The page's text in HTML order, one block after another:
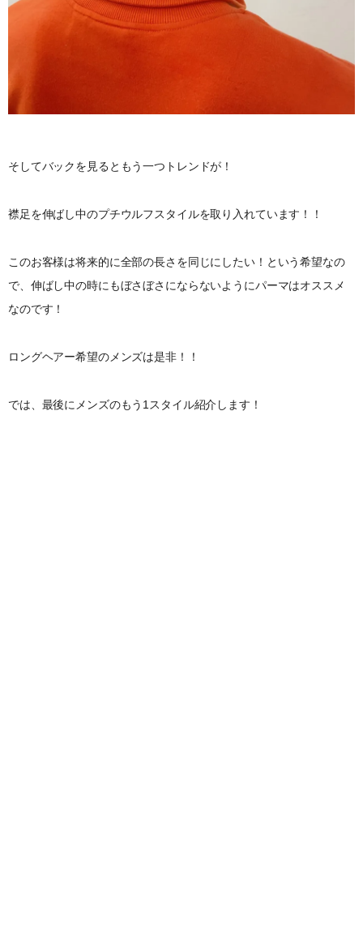
そしてバックを見るともう一つトレンドが！
襟足を伸ばし中のプチウルフスタイルを取り入れています！！
このお客様は将来的に全部の長さを同じにしたい！という希望なの
で、伸ばし中の時にもぼさぼさにならないようにパーマはオススメ
なのです！
ロングヘアー希望のメンズは是非！！
では、最後にメンズのもう1スタイル紹介します！